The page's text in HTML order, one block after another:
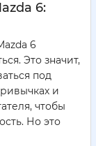
6:
6
Это значит,
под
и
чтобы
Но это